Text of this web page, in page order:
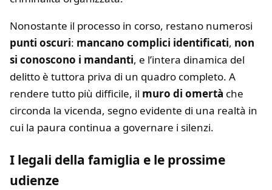
Nonostante il processo in corso, restano numerosi
punti oscuri: mancano complici identificati, non
si conoscono i mandanti, e l’intera dinamica del
delitto è tuttora priva di un quadro completo. A
rendere tutto più difficile, il muro di omertà che
circonda la vicenda, segno evidente di una realtà in
cui la paura continua a governare i silenzi.
I legali della famiglia e le prossime
udienze